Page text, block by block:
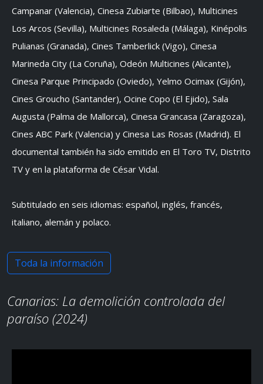
Campanar (Valencia), Cinesa Zubiarte (Bilbao), Multicines
Los Arcos (Sevilla), Multicines Rosaleda (Málaga), Kinépolis
Pulianas (Granada), Cines Tamberlick (Vigo), Cinesa
Marineda City (La Coruña), Odeón Multicines (Alicante),
Cinesa Parque Principado (Oviedo), Yelmo Ocimax (Gijón),
Cines Groucho (Santander), Ocine Copo (El Ejido), Sala
Augusta (Palma de Mallorca), Cinesa Grancasa (Zaragoza),
Cines ABC Park (Valencia) y Cinesa Las Rosas (Madrid). El
documental también ha sido emitido en El Toro TV, Distrito
TV y en la plataforma de César Vidal.
Subtitulado en seis idiomas: español, inglés, francés,
italiano, alemán y polaco.
Toda la información
Canarias: La demolición controlada del
paraíso (2024)